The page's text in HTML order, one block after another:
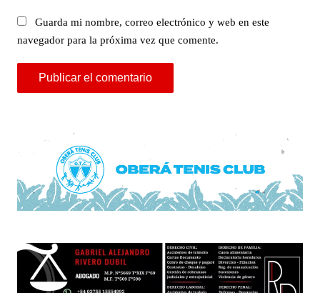
Guarda mi nombre, correo electrónico y web en este
navegador para la próxima vez que comente.